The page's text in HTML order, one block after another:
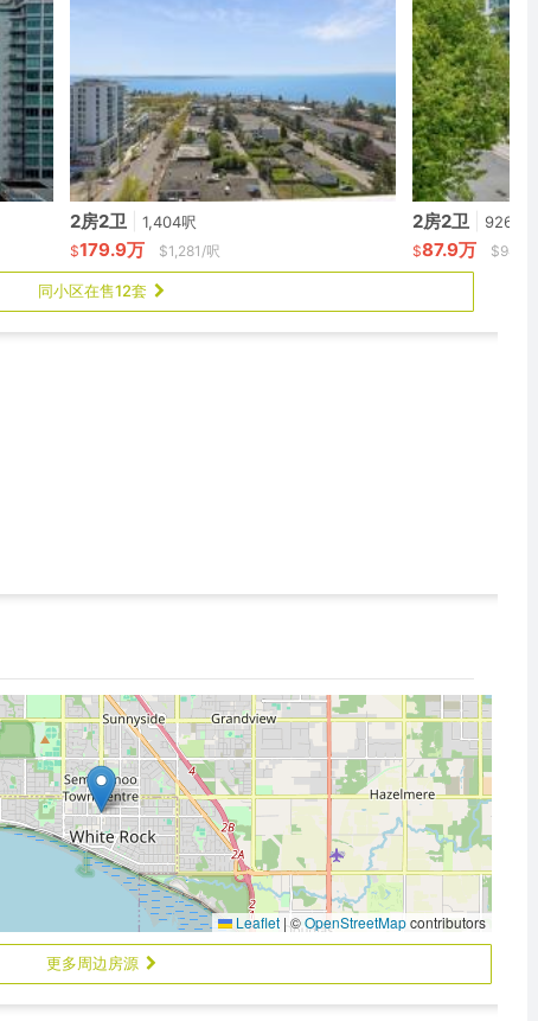
2房2卫 1,404呎
$179.9万 $1,281/呎
2房2卫 926呎
$87.9万 $949/呎
同小区在售12套
Leaflet |©OpenStreetMapcontributors
更多周边房源